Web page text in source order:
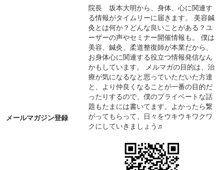
メールマガジン登録
院長 坂本大明から、身体、心に関連す
る情報がタイムリーに届きます。 美容鍼
灸とは何か？どんな良いことがある？ユ
ーザーの声やセミナー開催情報も。 僕は
美容、鍼灸、柔道整復師が本業だから、
お身体心に関連する役立つ情報発信なん
かもしています。 メルマガの目的は、治
療が気になるなと思っていただいた方達
と、より仲良くなることが一番の目的だ
ったりするので、僕のプライベートな話
題もたまには書いてます。よかったら繋
がってもらって、日々をウキウキワクワ
クにしていきましょう♬